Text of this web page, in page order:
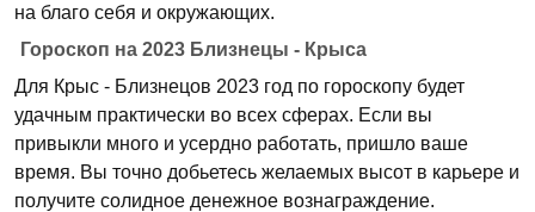
на благо себя и окружающих.
Гороскоп на 2023 Близнецы - Крыса
Для Крыс - Близнецов 2023 год по гороскопу будет
удачным практически во всех сферах. Если вы
привыкли много и усердно работать, пришло ваше
время. Вы точно добьетесь желаемых высот в карьере и
получите солидное денежное вознаграждение.